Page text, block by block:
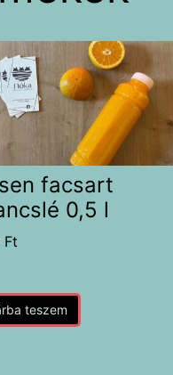
facsart
0,5 l
Ft
teszem